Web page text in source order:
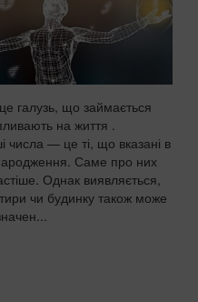
галузь, що займається
на життя .
числа — це ті, що вказані в
Саме про них
Однак виявляється,
чи будинку також може